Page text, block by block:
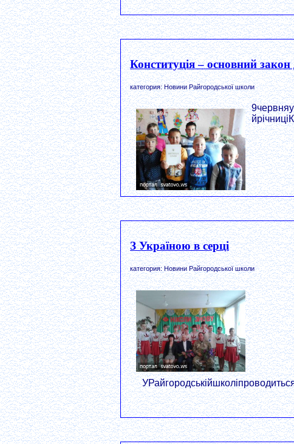
Конституція – основний
категория: Новини Райгородської школи
З Україною в серці
категория: Новини Райгородської школи